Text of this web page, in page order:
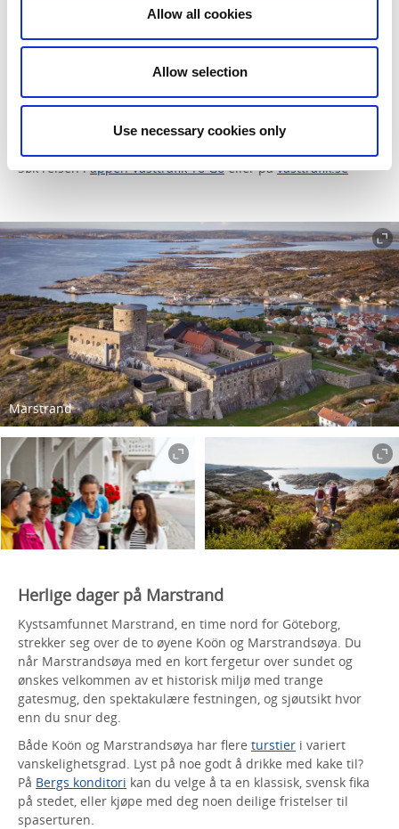
Allow all cookies
Allow selection
Use necessary cookies only
fisk-og skalldyrrestaurantenÅstols rökeri
Planlegg en tur til Dyrön
Holdeplasser: Rönnängs brygge, Tjörn – Dyrön norra. Reiser
du fra Marstrand eller Göteborg kan du ta båten fra Rökan
bryggan, Kungälv - Dyrön södra.OBS!Noen turer må
Søk reisen iappen Västtrafik To Goeller påvasttrafik.se
Marstrand
Herlige dager på Marstrand
Kystsamfunnet Marstrand, en time nord for Göteborg,
strekker seg over de to øyene Koön og Marstrandsøya. Du
når Marstrandsøya med en kort fergetur over sundet og
ønskes velkommen av et historisk miljø med trange
gatesmug, den spektakulære festningen, og sjøutsikt hvor
enn du snur deg.
Både Koön og Marstrandsøya har flere turstier i variert
vanskelighetsgrad. Lyst på noe godt å drikke med kake til?
På Bergs konditori kan du velge å ta en klassisk, svensk fika
på stedet, eller kjøpe med deg noen deilige fristelser til
spaserturen.